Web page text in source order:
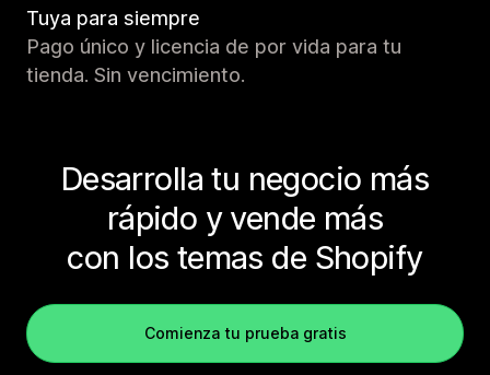
Tuya para siempre
Pago único y licencia de por vida para tu
tienda. Sin vencimiento.
Desarrolla tu negocio más
rápido y vende más
con los temas de Shopify
Comienza tu prueba gratis